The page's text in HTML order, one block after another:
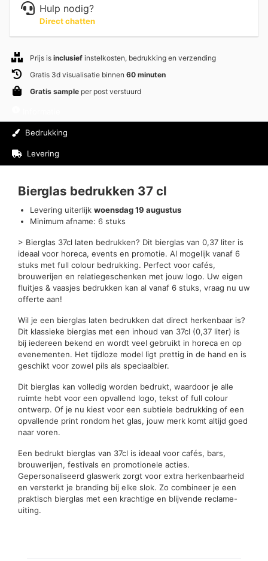
Hulp nodig?
Direct chatten
Prijs is inclusief instelkosten, bedrukking en verzending
Gratis 3d visualisatie binnen 60 minuten
Gratis sample per post verstuurd
Bedrukking
Levering
Bierglas bedrukken 37 cl
Levering uiterlijk woensdag 19 augustus
Minimum afname: 6 stuks
> Bierglas 37cl laten bedrukken? Dit bierglas van 0,37 liter is
ideaal voor horeca, events en promotie. Al mogelijk vanaf 6
stuks met full colour bedrukking. Perfect voor cafés,
brouwerijen en relatiegeschenken met jouw logo. Uw eigen
fluitjes & vaasjes bedrukken kan al vanaf 6 stuks, vraag nu uw
offerte aan!
Wil je een bierglas laten bedrukken dat direct herkenbaar is?
Dit klassieke bierglas met een inhoud van 37cl (0,37 liter) is
bij iedereen bekend en wordt veel gebruikt in horeca en op
evenementen. Het tijdloze model ligt prettig in de hand en is
geschikt voor zowel pils als speciaalbier.
Dit bierglas kan volledig worden bedrukt, waardoor je alle
ruimte hebt voor een opvallend logo, tekst of full colour
ontwerp. Of je nu kiest voor een subtiele bedrukking of een
opvallende print rondom het glas, jouw merk komt altijd goed
naar voren.
Een bedrukt bierglas van 37cl is ideaal voor cafés, bars,
brouwerijen, festivals en promotionele acties.
Gepersonaliseerd glaswerk zorgt voor extra herkenbaarheid
en versterkt je branding bij elke slok. Zo combineer je een
praktisch bierglas met een krachtige en blijvende reclame-
uiting.